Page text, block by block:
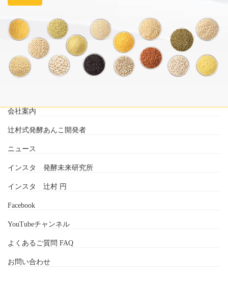
会社案内
辻村式発酵あんこ開発者
ニュース
インスタ 発酵未来研究所
インスタ 辻村 円
Facebook
YouTubeチャンネル
よくあるご質問 FAQ
お問い合わせ